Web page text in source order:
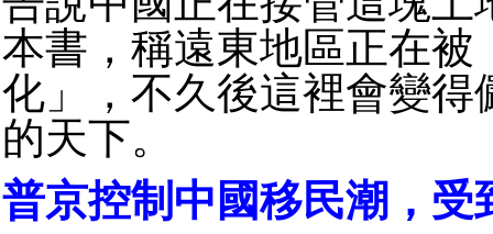
本書，稱遠東地區正在被
化」，不久後這裡會變得
的天下。
普京控制中國移民潮，受